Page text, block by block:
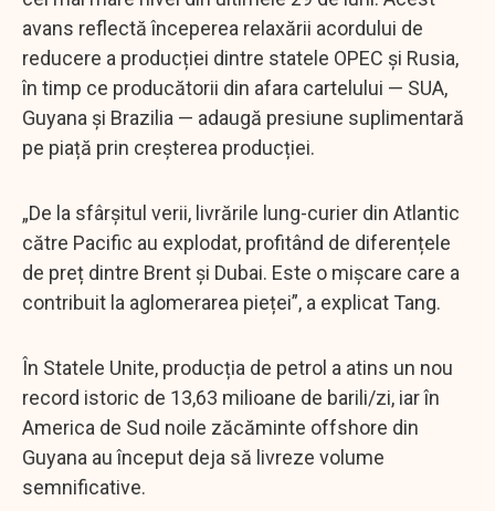
avans reflectă începerea relaxării acordului de
reducere a producției dintre statele OPEC și Rusia,
în timp ce producătorii din afara cartelului — SUA,
Guyana și Brazilia — adaugă presiune suplimentară
pe piață prin creșterea producției.
„De la sfârșitul verii, livrările lung-curier din Atlantic
către Pacific au explodat, profitând de diferențele
de preț dintre Brent și Dubai. Este o mișcare care a
contribuit la aglomerarea pieței”, a explicat Tang.
În Statele Unite, producția de petrol a atins un nou
record istoric de 13,63 milioane de barili/zi, iar în
America de Sud noile zăcăminte offshore din
Guyana au început deja să livreze volume
semnificative.